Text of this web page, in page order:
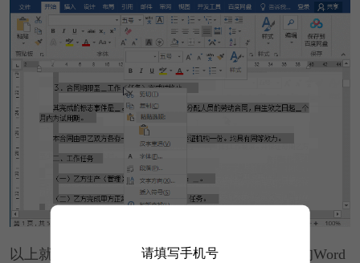
以上就是今天给大家分享的几个快速提高效率的Word
请填写手机号